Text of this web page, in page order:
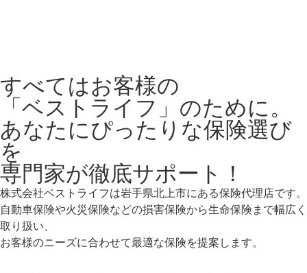
すべてはお客様の
「ベストライフ」のために。
あなたにぴったりな保険選び
を
専門家が徹底サポート！
株式会社ベストライフは岩手県北上市にある保険代理店です。
自動車保険や火災保険などの損害保険から生命保険まで幅広く
取り扱い、
お客様のニーズに合わせて最適な保険を提案します。